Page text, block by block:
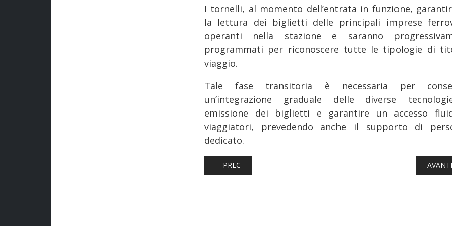
I tornelli, al momento dell’entrata in funzione,
la lettura dei biglietti delle principali imprese
operanti nella stazione e saranno
programmati per riconoscere tutte le tipologie di
viaggio.
Tale fase transitoria è necessaria per
un’integrazione graduale delle diverse
emissione dei biglietti e garantire un accesso
viaggiatori, prevedendo anche il supporto di
dedicato.
ARTICOLO PRECEDENTE: FERROVIE: PRONTI, VIA! I NUOVI TRENI
PREC AVANTI